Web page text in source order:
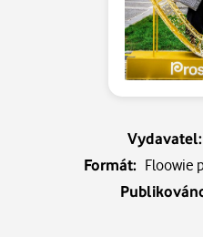
Vydavatel:
Formát: Floowie